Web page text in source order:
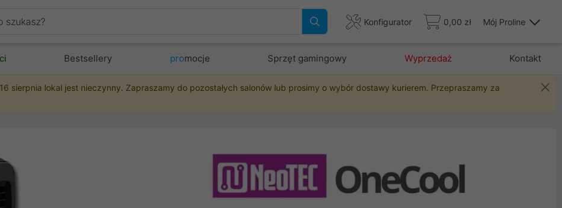
Konfigurator 0,00 zł Mój Proline
Bestsellery promocje Sprzęt gamingowy Wyprzedaż Kontakt
sierpnia lokal jest nieczynny. Zapraszamy do pozostałych salonów lub prosimy o wybór dostawy kurierem. Przepraszamy za